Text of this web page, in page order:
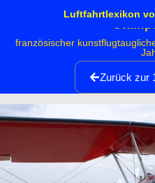
Luftfahrtlexikon
französischer
Zurück zur